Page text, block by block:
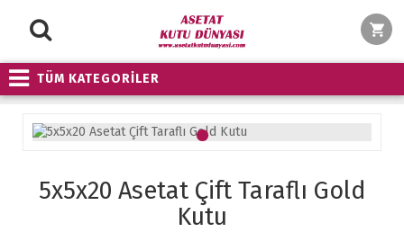
TÜM KATEGORİLER
5x5x20 Asetat Çift Taraflı Gold
Kutu